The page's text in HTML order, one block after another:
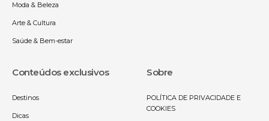
Moda & Beleza
Arte & Cultura
Saúde & Bem-estar
Conteúdos exclusivos
Destinos
Dicas
Sobre
POLÍTICA DE PRIVACIDADE E
COOKIES